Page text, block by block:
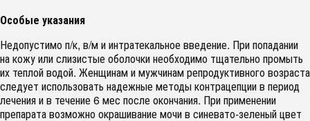
Особые указания
Недопустимо п/к, в/м и интратекальное введение. При попадании
на кожу или слизистые оболочки необходимо тщательно промыть
их теплой водой. Женщинам и мужчинам репродуктивного возраста
следует использовать надежные методы контрацепции в период
лечения и в течение 6 мес после окончания. При применении
препарата возможно окрашивание мочи в синевато-зеленый цвет